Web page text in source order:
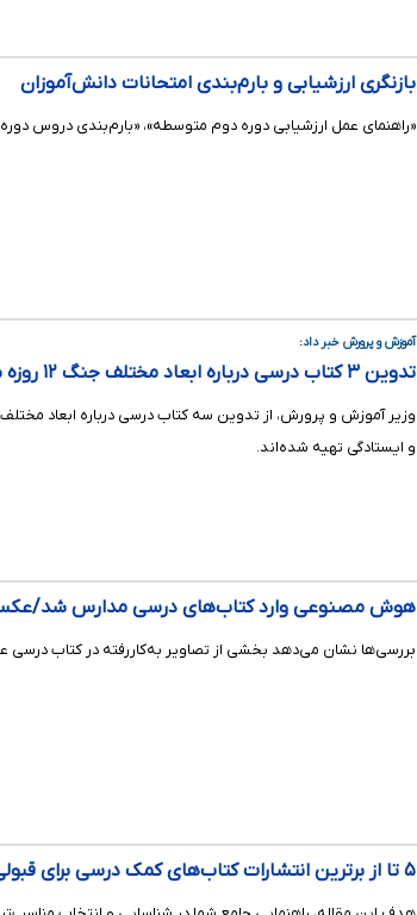
بازنگری ارزشیابی و بارم‌بندی امتحانات دانش‌آموزان
​«راهنمای عمل ارزشیابی دوره دوم متوسطه»، «بارم‌بندی دروس دوره اول
آموزش و پرورش خبر داد:
تدوین ۳ کتاب درسی درباره ابعاد مختلف جنگ ۱۲ روزه برای دوره‌های تحصیلی
و ایستادگی تهیه شده‌اند.
هوش مصنوعی وارد کتاب‌های درسی مدارس شد/
بررسی‌ها نشان می‌دهد بخشی از تصاویر به‌کاررفته در کتاب
۵ تا از برترین انتشارات کتاب‌های کمک درسی برای قبولی در امتحانات نهایی